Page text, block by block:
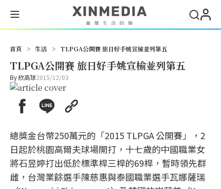
首頁 > 生活 > TLPGA公開賽 旅日好手姚宣榆並列第五
TLPGA公開賽 旅日好手姚宣榆並列第五
By欣高球2015/12/03
總獎金台幣250萬元的「2015 TLPGA 公開賽」，2
日起於桃園高爾夫球場開打，十七歲的中國職業女
將石昱婷打出低於標準桿三桿的69桿，暫時領先群
雌，台灣業餘選手陳慈惠與泰國職業選手瓦娜薩瑞